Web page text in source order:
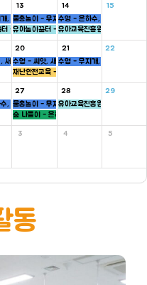
리반
, 씨앗반
- 은하수, 하늘반
13
물총놀이 - 무지개, 씨앗, 하늘반
유아놀이꿈터 - 무지개반
14
수영 - 은하수, 병아리반
유아교육진흥원 - 씨앗반
15
리반
새싹반
20
수영 - 씨앗, 새싹반
재난안전교육 - 5세
21
수영 - 무지개, 씨앗반
22
리반
, 병아리반
27
물총놀이 - 무지개, 씨앗, 하늘반
숲 나들이 - 은하수, 병아리반
28
유아교육진흥원 - 새싹반
29
3 4 5
동